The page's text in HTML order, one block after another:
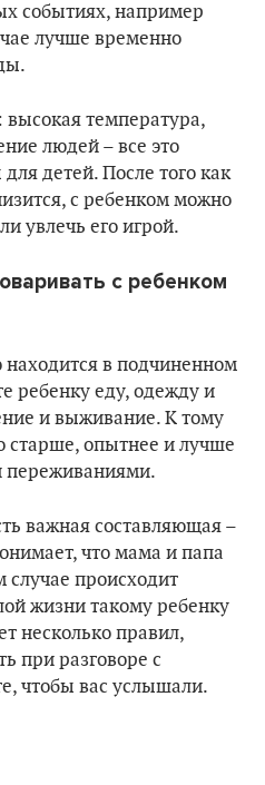
событиях, например
лучше временно
высокая температура,
людей – все это
детей. После того как
с ребенком можно
увлечь его игрой.
с ребенком
в подчиненном
ребенку еду, одежду и
и выживание. К тому
старше, опытнее и лучше
переживаниями.
важная составляющая –
что мама и папа
случае происходит
жизни такому ребенку
несколько правил,
при разговоре с
чтобы вас услышали.